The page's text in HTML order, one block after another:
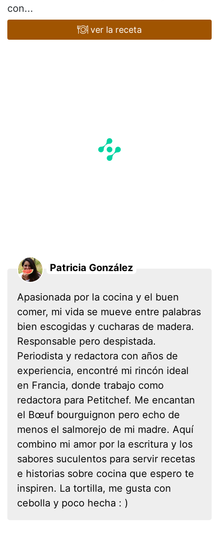
con...
ver la receta
Patricia González
Apasionada por la cocina y el buen
comer, mi vida se mueve entre palabras
bien escogidas y cucharas de madera.
Responsable pero despistada.
Periodista y redactora con años de
experiencia, encontré mi rincón ideal
en Francia, donde trabajo como
redactora para Petitchef. Me encantan
el Bœuf bourguignon pero echo de
menos el salmorejo de mi madre. Aquí
combino mi amor por la escritura y los
sabores suculentos para servir recetas
e historias sobre cocina que espero te
inspiren. La tortilla, me gusta con
cebolla y poco hecha : )